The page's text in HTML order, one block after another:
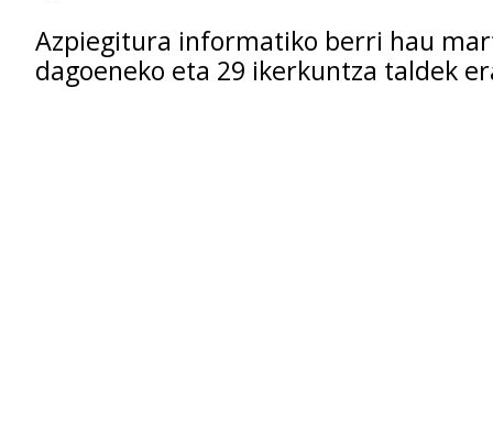
Azpiegitura informatiko berri hau
dagoeneko eta 29 ikerkuntza taldek